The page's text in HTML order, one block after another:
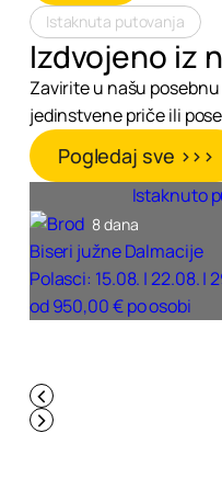
Istaknuta putovanja
Izdvojeno iz
Zavirite u našu
jedinstvene priče ili
Pogledaj sve >>>
Istaknuto
8 dana
Biseri južne Dalmacije
Polasci: 15.08. | 22.08. |
od 950,00 € po osobi